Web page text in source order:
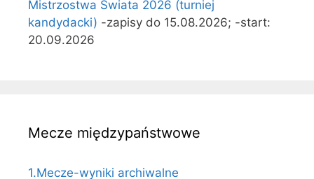
Mistrzostwa Świata 2026 (turniej
kandydacki) -zapisy do 15.08.2026; -start:
20.09.2026
Mecze międzypaństwowe
1.Mecze-wyniki archiwalne